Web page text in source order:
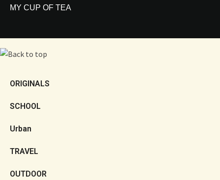
MY CUP OF TEA
ORIGINALS
SCHOOL
Urban
TRAVEL
OUTDOOR